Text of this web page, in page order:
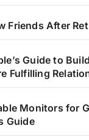
Friends After
Guide to
Fulfilling
Monitors for
Guide